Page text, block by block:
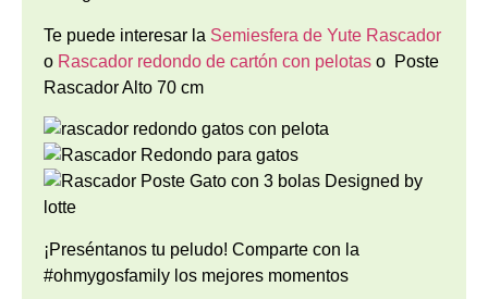
Te puede interesar la Semiesfera de Yute Rascador
o Rascador redondo de cartón con pelotas o Poste
Rascador Alto 70 cm
¡Preséntanos tu peludo! Comparte con la
#ohmygosfamily los mejores momentos